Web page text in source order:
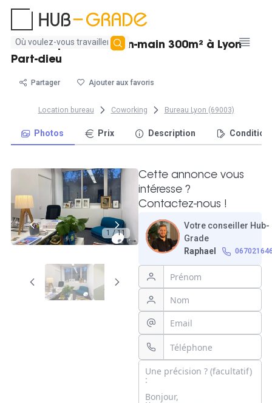
Aucun
résultat
Plateau privatif clé-en-main 300m² à Lyon
Part-dieu
Partager Ajouter aux favoris
Location bureau Coworking Bureau Lyon (69003)
Photos Prix Description
1 / 11
Cette annonce vous
intéresse ?
Contactez-nous !
Votre conseiller Hub-
Grade
Raphael